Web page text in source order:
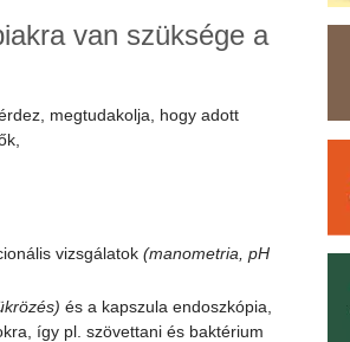
van szüksége a
megtudakolja, hogy adott
vizsgálatok (manometria, pH
és a kapszula endoszkópia,
így pl. szövettani és baktérium